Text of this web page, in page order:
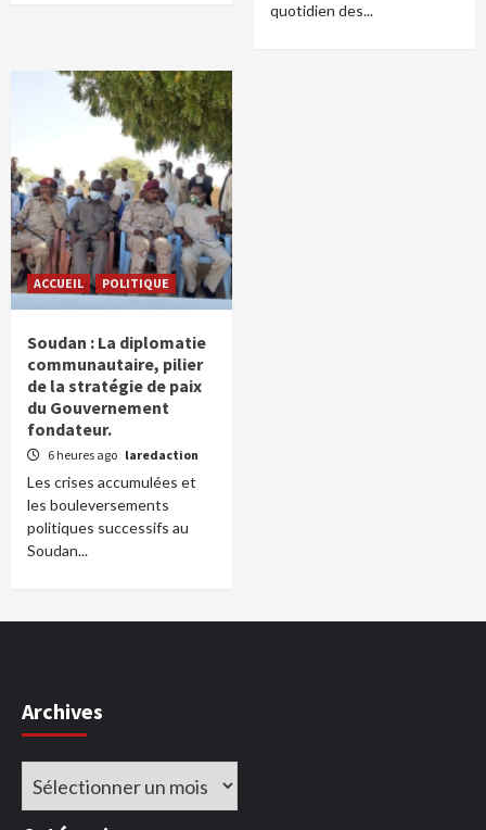
quotidien des...
ACCUEIL POLITIQUE
Soudan : La diplomatie
communautaire, pilier
de la stratégie de paix
du Gouvernement
fondateur.
6 heures ago laredaction
Les crises accumulées et
les bouleversements
politiques successifs au
Soudan...
Archives
Archives